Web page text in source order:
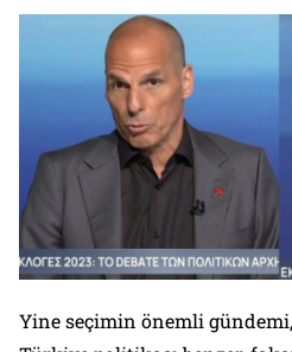
Yine seçimin önemli gündemi,